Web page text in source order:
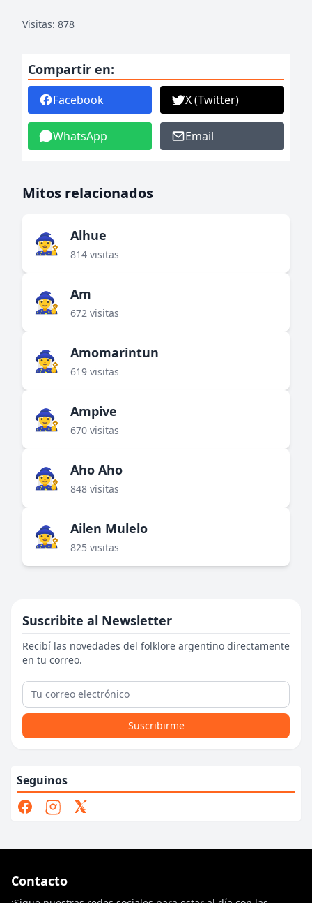
Visitas: 878
Compartir en:
Facebook X (Twitter)
WhatsApp Email
Mitos relacionados
🧙‍♀️ Alhue
814 visitas
🧙‍♀️ Am
672 visitas
🧙‍♀️ Amomarintun
619 visitas
🧙‍♀️ Ampive
670 visitas
🧙‍♀️ Aho Aho
848 visitas
🧙‍♀️ Ailen Mulelo
825 visitas
Suscribite al Newsletter
Recibí las novedades del folklore argentino directamente
en tu correo.
Suscribirme
Seguinos
Contacto